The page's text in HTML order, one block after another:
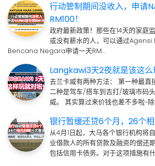
行动管制期间没收入，申请
RM100！
政府最新政策！那些在14天的家庭
或没有薪水的人，可以通过
Bencana Negara申请一天RM…
Langkawi3天2夜就是该这么
去兰卡威有两种方法： 第一种最直
二种是驾车/搭车到吉打/玻璃市码
威。 其实算过来价钱也差不多啦~
银行暂缓还贷6个月，26个相
从4月1日起，大马各个银行机构将
业借款人的所有贷款及融资的偿还
包括信用卡债务。对于这项措施有